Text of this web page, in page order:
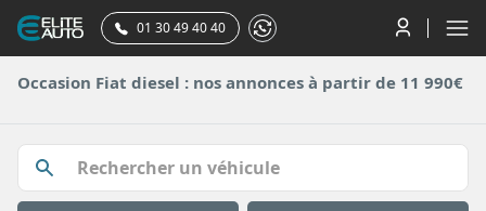
01 30 49 40 40
Occasion Fiat diesel : nos annonces à partir de 11 990€